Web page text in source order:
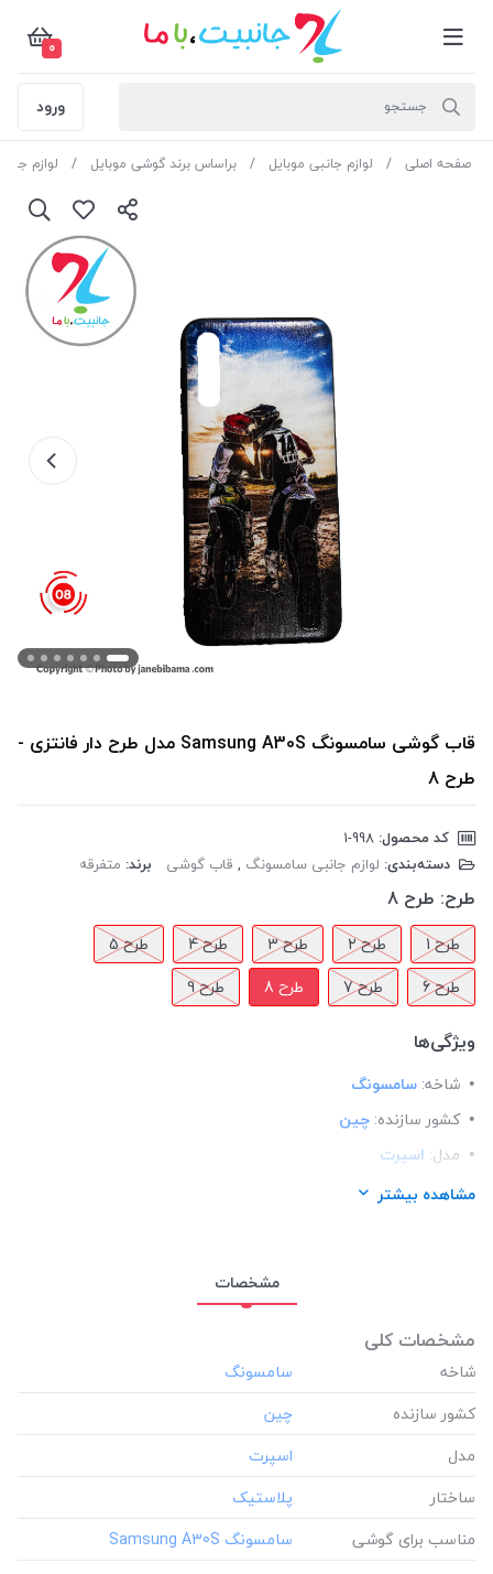
0
ورود
صفحه اصلی لوازم جانبی موبایل براساس برند گوشی موبایل لوازم
قاب گوشی سامسونگ Samsung A30S مدل طرح دار فانتزی -
طرح 8
کد محصول:
دسته‌بندی: لوازم جانبی سامسونگ , قاب گوشی برند: متفرقه
طرح: طرح 8
طرح 1 طرح 2 طرح 3 طرح 4
طرح 5
طرح 6
طرح 7 طرح 8 طرح 9
ویژگی‌ها
شاخه: سامسونگ
کشور سازنده: چین
مدل: اسپرت
ساختار: پلاستیک
مشاهده بیشتر
مشخصات
مشخصات کلی
شاخه
کشور سازنده
مدل
ساختار
مناسب برای گوشی